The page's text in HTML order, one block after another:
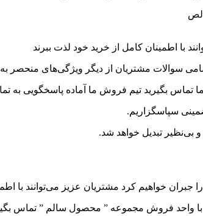
با اطمینان کامل از خرید خود لذت ببرند
سوالات مشتریان از دیگر ویژگی‌های
بگیرید تیم فروش ما آماده پاسخگویی به
سپاسگزاریم.
بی‌نظیر تبدیل خواهد شد.
خواهیم کرد مشتریان عزیز می‌توانند با
واحد فروش مجموعه ” محصول سالم ” تماس